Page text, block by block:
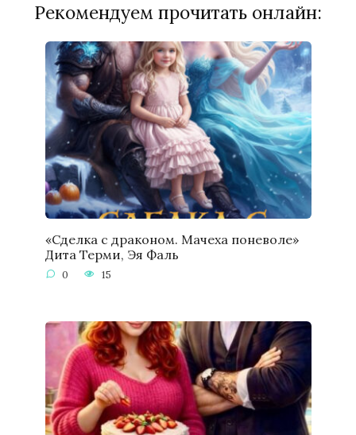
Рекомендуем прочитать онлайн:
«Сделка с драконом. Мачеха поневоле»
Дита Терми, Эя Фаль
0 15